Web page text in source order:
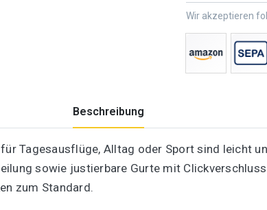
Wir akzeptieren
Beschreibung
Tagesausflüge, Alltag oder Sport sind leicht
sowie justierbare Gurte mit
zum Standard.